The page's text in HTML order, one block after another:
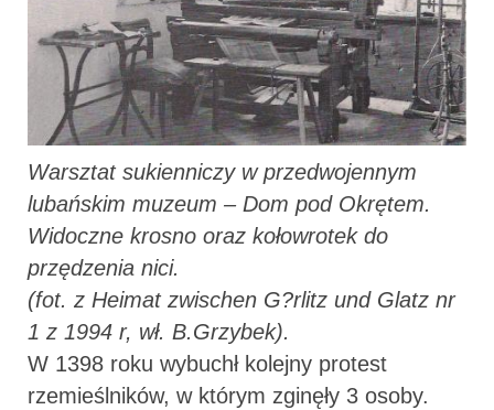
Warsztat sukienniczy w przedwojennym
lubańskim muzeum – Dom pod Okrętem.
Widoczne krosno oraz kołowrotek do
przędzenia nici.
(fot. z Heimat zwischen G?rlitz und Glatz nr
1 z 1994 r, wł. B.Grzybek).
W 1398 roku wybuchł kolejny protest
rzemieślników, w którym zginęły 3 osoby.